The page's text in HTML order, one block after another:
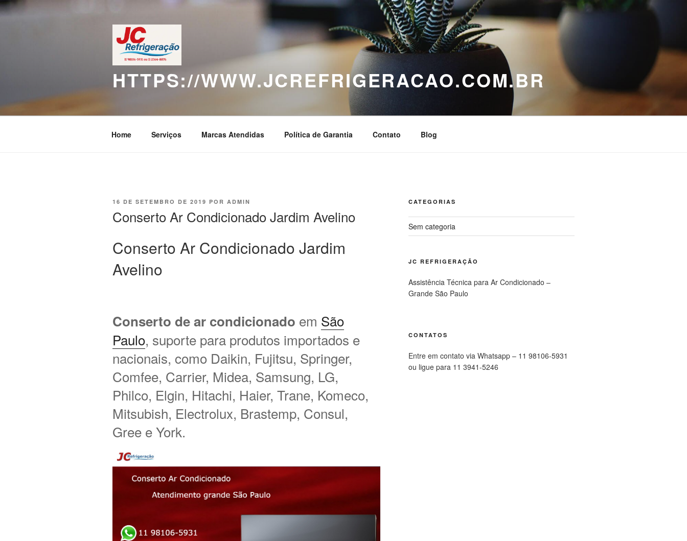
Pular
para
HTTPS://WWW.JCREFRIGERACAO.COM.BR
Home Serviços Marcas Atendidas Política de Garantia Contato Blog
PUBLICADO
16 DE SETEMBRO DE 2019 POR ADMIN
Conserto Ar Condicionado Jardim Avelino
Conserto Ar Condicionado Jardim
Avelino
Conserto de ar condicionado em São
Paulo, suporte para produtos importados e
nacionais, como Daikin, Fujitsu, Springer,
Comfee, Carrier, Midea, Samsung, LG,
Philco, Elgin, Hitachi, Haier, Trane, Komeco,
Mitsubish, Electrolux, Brastemp, Consul,
Gree e York.
CATEGORIAS
Sem categoria
JC REFRIGERAÇÃO
Assistência Técnica para Ar Condicionado –
Grande São Paulo
CONTATOS
Entre em contato via Whatsapp – 11 98106-5931
ou ligue para 11 3941-5246